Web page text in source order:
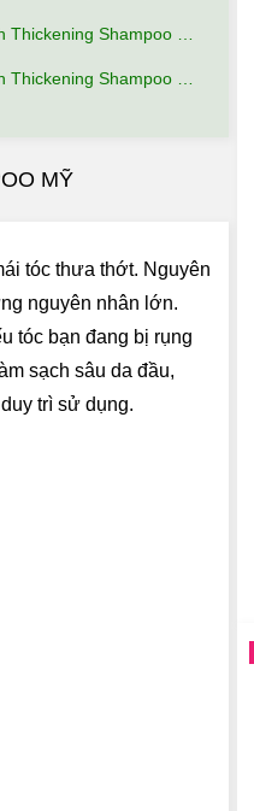
Dùng Như Thế Nào Để Hiệu Quả?
tại Giảm Cân An Toàn có ưu đãi gì?
MỸ
tóc thưa thớt. Nguyên
nguyên nhân lớn.
tóc bạn đang bị rụng
sạch sâu da đầu,
trì sử dụng.